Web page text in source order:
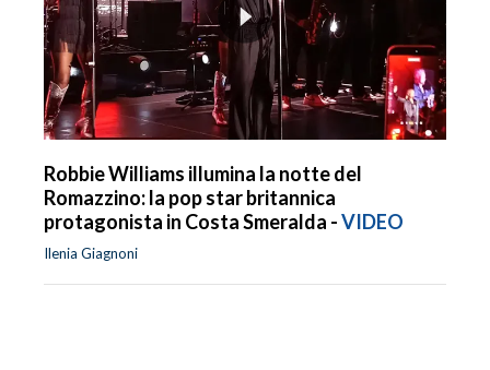
Robbie Williams illumina la notte del
Romazzino: la pop star britannica
protagonista in Costa Smeralda -VIDEO
Ilenia Giagnoni